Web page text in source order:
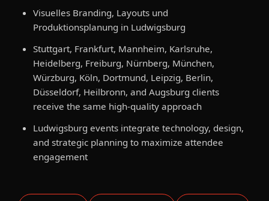
Visuelles Branding, Layouts und
Produktionsplanung in Ludwigsburg
Stuttgart, Frankfurt, Mannheim, Karlsruhe,
Heidelberg, Freiburg, Nürnberg, München,
Würzburg, Köln, Dortmund, Leipzig, Berlin,
Düsseldorf, Heilbronn, and Augsburg clients
receive the same high-quality approach
Ludwigsburg events integrate technology, design,
and strategic planning to maximize attendee
engagement